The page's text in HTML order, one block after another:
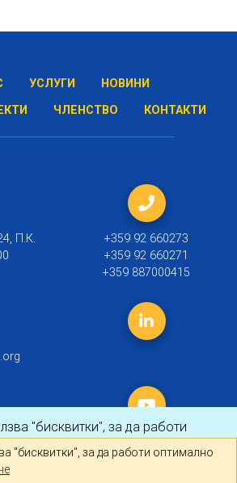
"бисквитки", за да работи
Научете повече
"бисквитки", за да работи оптимално
УСЛУГИ
НОВИНИ
ЧЛЕНСТВО КОНТАКТИ
П.К.
+359 92 660273
+359 92 660271
+359 887000415
за личните данни